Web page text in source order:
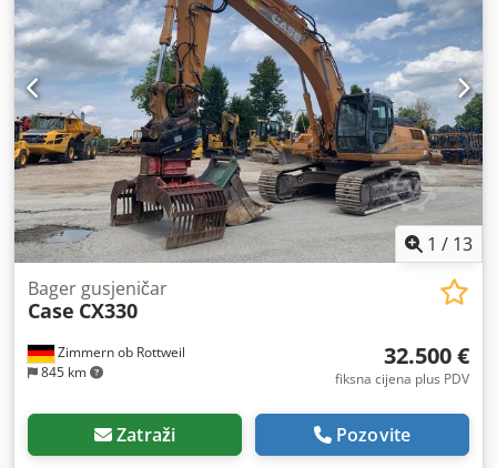
1 / 13
Zimmern ob Rottweil
845 km
Bager gusjeničar
Case CX330
32.500 €
fiksna cijena plus PDV
Zatraži Pozovite